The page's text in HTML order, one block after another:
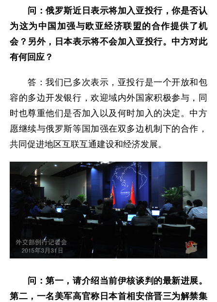
问：俄罗斯近日表示将加入亚投行，你是否认
为这为中国加强与欧亚经济联盟的合作提供了机
会？另外，日本表示将不会加入亚投行。中方对此
有何回应？
答：我们已多次表示，亚投行是一个开放和包
容的多边开发银行，欢迎域内外国家积极参与，同
时也尊重他们是否加入以及何时加入的决定。中方
愿继续与俄罗斯等国加强在双多边机制下的合作，
共同促进地区互联互通建设和经济发展。
问：第一，请介绍当前伊核谈判的最新进展。
第二，一名美军高官称日本首相安倍晋三为解禁集